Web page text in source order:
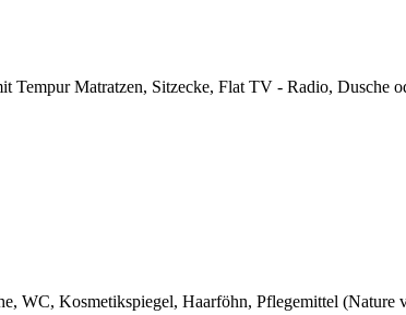
Matratzen, Sitzecke, Flat TV - Radio,
WC, Kosmetikspiegel, Haarföhn, Pflegemittel